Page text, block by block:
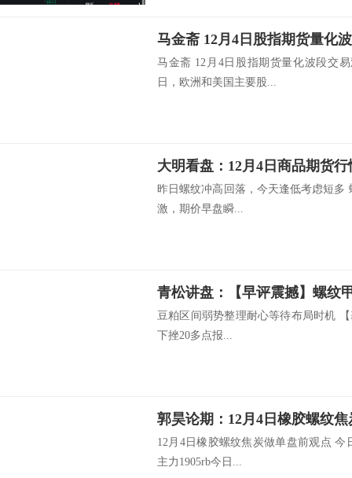
马金斋 12月4日股指期货量
马金斋 12月4日股指期货量化波段交
日，欧洲和美国主要股...
大明看盘：12月4日商品期货
昨日螺纹冲高回落，今天逢低考虑短多
激，期价早盘瞬...
豆粕区间弱势整理耐心等待布局时机
下挫20多点报...
郭昊论期：12月4日橡胶螺纹
12月4日橡胶螺纹焦炭做单盘前观点
主力1905rb今日...